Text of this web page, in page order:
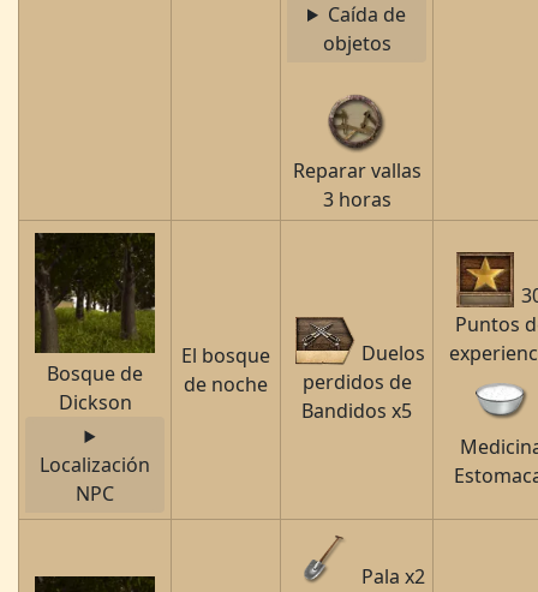
Caída de
objetos
Reparar vallas
3 horas
Bosque de
Dickson
Localización
NPC
El bosque
de noche
Duelos
perdidos de
Bandidos x5
Puntos
Pala x2